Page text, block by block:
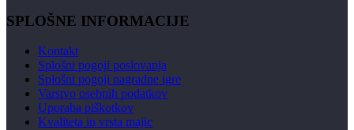
SPLOŠNE INFORMACIJE
Kontakt
Splošni pogoji poslovanja
Splošni pogoji nagradne igre
Varstvo osebnih podatkov
Uporaba piškotkov
Kvaliteta in vrsta majic